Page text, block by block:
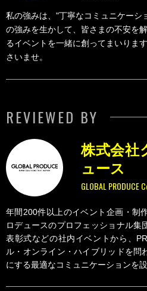
私の強みは、"丁寧なコミュニケーシ
の強みを生かして、皆さまの不安を
るイベントを一緒に創ってまいりま
さいませ。
REVIEWED BY
GLOBAL PRODUCE
株式会社
ュース
年間200件以上のイベント企画・制
ロデュースのプロフェッショナル集
表彰式などの社内イベントから、
ル・オンライン・ハイブリッドを問
にする最適なコミュニケーションを